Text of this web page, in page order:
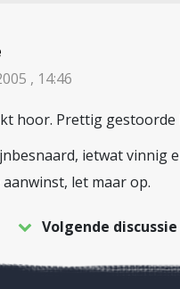
, 14:46
hoor. Prettig
ietwat vinnig
aanwinst, let maar op.
Volgende discussie